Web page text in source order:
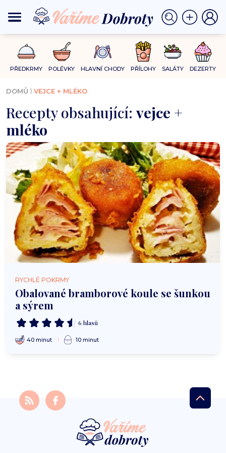
PŘEDKRMY POLÉVKY HLAVNÍ CHODY PŘÍLOHY SALÁTY DEZERTY
DOMŮ ⟩ VEJCE + MLÉKO
Recepty obsahující:vejce +
mléko
RYCHLÉ POKRMY
Obalované bramborové koule se šunkou
a sýrem
6 hlasů
40 minut 10 minut